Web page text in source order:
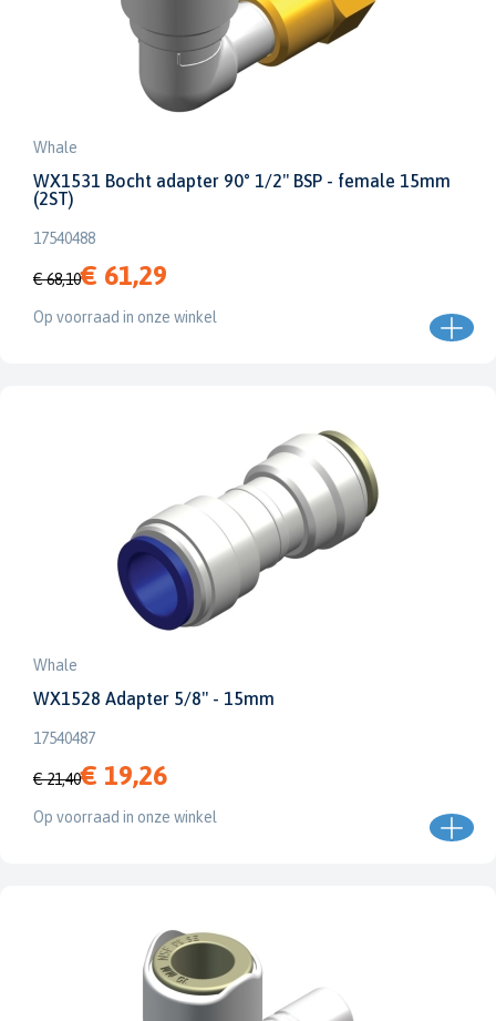
Whale
WX1531 Bocht adapter 90° 1/2" BSP - female 15mm
(2ST)
17540488
€ 68,10€ 61,29
Op voorraad in onze winkel
Whale
WX1528 Adapter 5/8" - 15mm
17540487
€ 21,40€ 19,26
Op voorraad in onze winkel